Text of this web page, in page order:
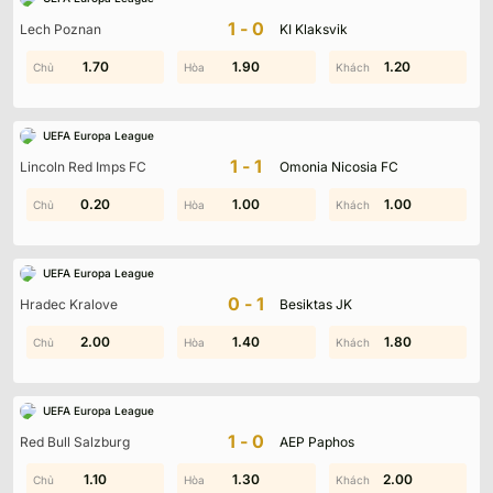
Lech Poznan 1-0 KI Klaksvik
0.80 0.20 0.40
1.70 1.90 1.20
UEFA Europa League
Lincoln Red Imps FC 1-1 Omonia Nicosia FC
0.70 1.00 0.80
0.20 1.00 1.00
UEFA Europa League
Hradec Kralove 0-1 Besiktas JK
0.50 1.70 1.50
2.00 1.40 1.80
UEFA Europa League
Red Bull Salzburg 1-0 AEP Paphos
1.90 0.20 1.20
1.10 1.30 2.00